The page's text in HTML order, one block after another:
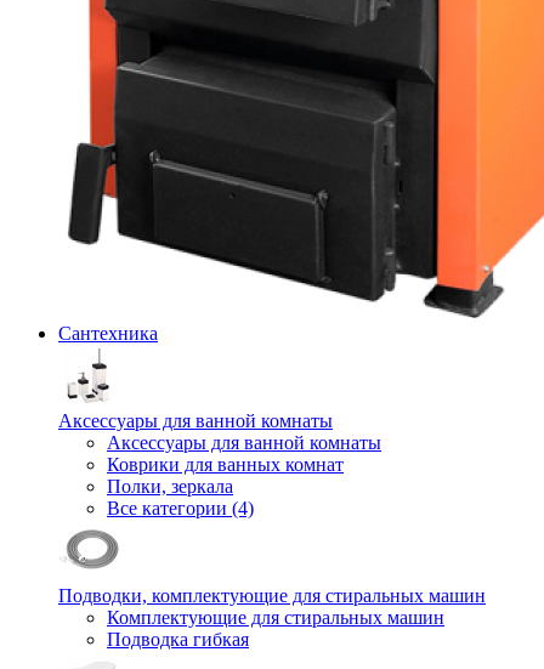
Сантехника
Аксессуары для ванной комнаты
Аксессуары для ванной комнаты
Коврики для ванных комнат
Полки, зеркала
Все категории (4)
Подводки, комплектующие для стиральных машин
Комплектующие для стиральных машин
Подводка гибкая